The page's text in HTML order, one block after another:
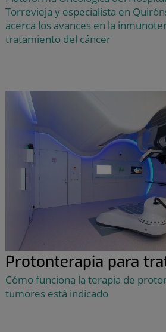
Torrevieja y especialista en
acerca los avances en la
tratamiento del cáncer
Protonterapia para
Cómo funciona la terapia de
tumores está indicado